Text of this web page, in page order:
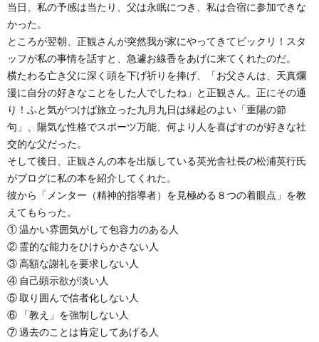
当日、私の予感は当たり、父は永眠につき、私は合宿に参加できな
かった。
ところが翌朝、正観さんが突然我が家にやってきてビックリ！スタ
ッフが私の事情を話すと、急遽お線香をあげに来てくれたのだ。
横たわる亡き父に深く頭を下げ祈りを捧げ、「お父さんは、天真爛
漫に自分の好きなことをした人でしたね」と正観さん。正にその通
り！ふと気がつけば旅立った九月九日は縁起のよい「重陽の節
句」、陽気な性格でスポーツ万能、何より人を喜ばすのが好きな社
交的な父だった。
そして後日、正観さんの本を出版している英光舎社長の松浦英行氏
がブログに私の本を紹介してくれた。
彼から「メンター（精神的指導者）を見極める８つの着眼点」を教
えてもらった。
① 温かい雰囲気がして包容力のある人
② 霊的な能力をひけらかさない人
③ 高額な謝礼を要求しない人
④ 自己顕示欲が淡い人
⑤ 取り囲んで信者化しない人
⑥ 「教え」を強制しない人
⑦ 過去のことは肯定してあげる人